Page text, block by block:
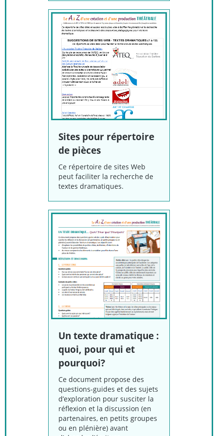
Sites pour répertoire
de pièces
Ce répertoire de sites Web
peut faciliter la recherche de
textes dramatiques.
Un texte dramatique :
quoi, pour qui et
pourquoi?
Ce document propose des
questions-guides et des sujets
d’exploration pour susciter la
réflexion et la discussion (en
partenaires, en petits groupes
ou en plénière) avant